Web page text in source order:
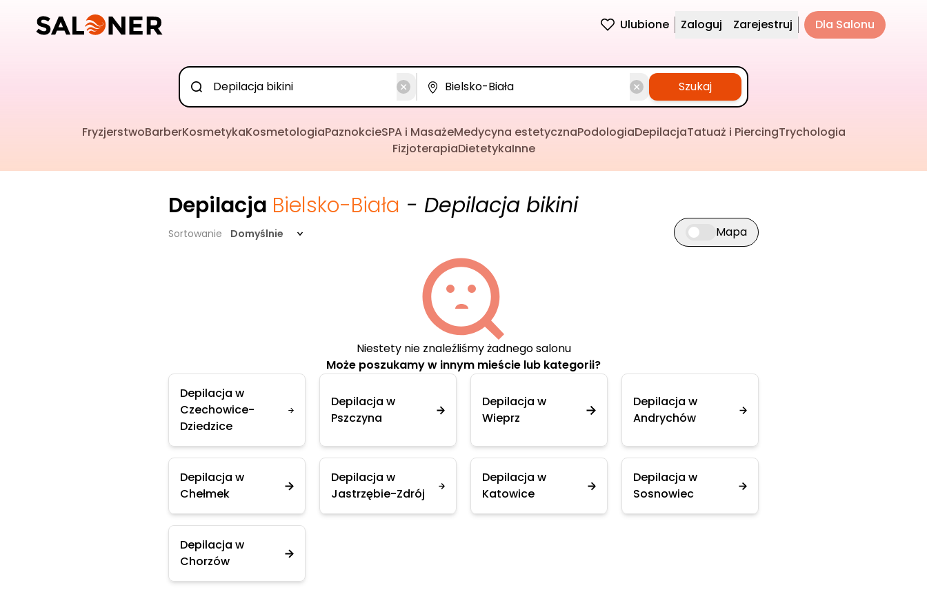
Ulubione Zaloguj Zarejestruj Dla Salonu
Szukaj
FryzjerstwoBarberKosmetykaKosmetologiaPaznokcieSPA i MasażeMedycyna estetycznaPodologiaDepilacjaTatuaż i PiercingTrychologia
FizjoterapiaDietetykaInne
Depilacja Bielsko-Biała - Depilacja bikini
Sortowanie Domyślnie Przełącz widok mapy
Mapa
Niestety nie znaleźliśmy żadnego salonu
Może poszukamy w innym mieście lub kategorii?
Depilacja w
Czechowice-
Dziedzice
Depilacja w
Pszczyna
Depilacja w
Wieprz
Depilacja w
Andrychów
Depilacja w
Chełmek
Depilacja w
Jastrzębie-Zdrój
Depilacja w
Katowice
Depilacja w
Sosnowiec
Depilacja w
Chorzów